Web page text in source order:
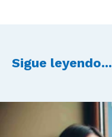
Sigue leyendo...